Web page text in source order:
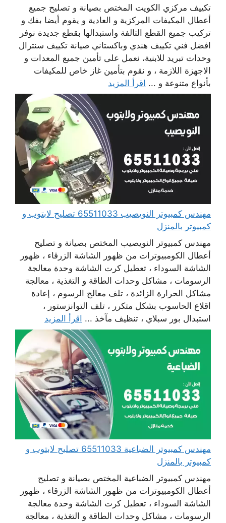
تكييف مركزي الكويت المختص بصيانة و تصليح جميع
أعطال المكيفات المركزية و العادية و يقوم أيضا بفك و
تركيب جميع القطع التالفة واستبدالها بقطع جديدة نوفر
افضل فني تكييف هندي وباكستاني صيانة تكييف سنترال
وحدات تبريد للابنية، نعمل على تأمين جميع المعدات و
الاجهزة اللازمة ، و نقوم بتأمين غاز خاص للمكيفات
بأنواع متنوعة و ... اقرأ المزيد
مهندس كمبيوتر النويصيب 65511033 تصليح لابتوب و
كمبيوتر بالمنزل
مهندس كمبيوتر النويصيب المختص بصيانة و تصليح
أعطال الكومبيوترات من ظهور الشاشة الزرقاء ، ظهور
الشاشة السوداء ، تعطيل كرت الشاشة وحدة معالجة
الرسومات ، مشاكل وحدات الطاقة و التغذية ، معالجة
مشاكل الحرارة الزائدة ، تلف معالج الرسوم ، إعادة
اقلاع الحاسوب بشكل متكرر ، تلف التوانزستور ،
استبدال بور سبلاي ، تنظيف مآخذ ... اقرأ المزيد
مهندس كمبيوتر الضباعية 65511033 تصليح لابتوب و
كمبيوتر بالمنزل
مهندس كمبيوتر الضباعية المختص بصيانة و تصليح
أعطال الكومبيوترات من ظهور الشاشة الزرقاء ، ظهور
الشاشة السوداء ، تعطيل كرت الشاشة وحدة معالجة
الرسومات ، مشاكل وحدات الطاقة و التغذية ، معالجة